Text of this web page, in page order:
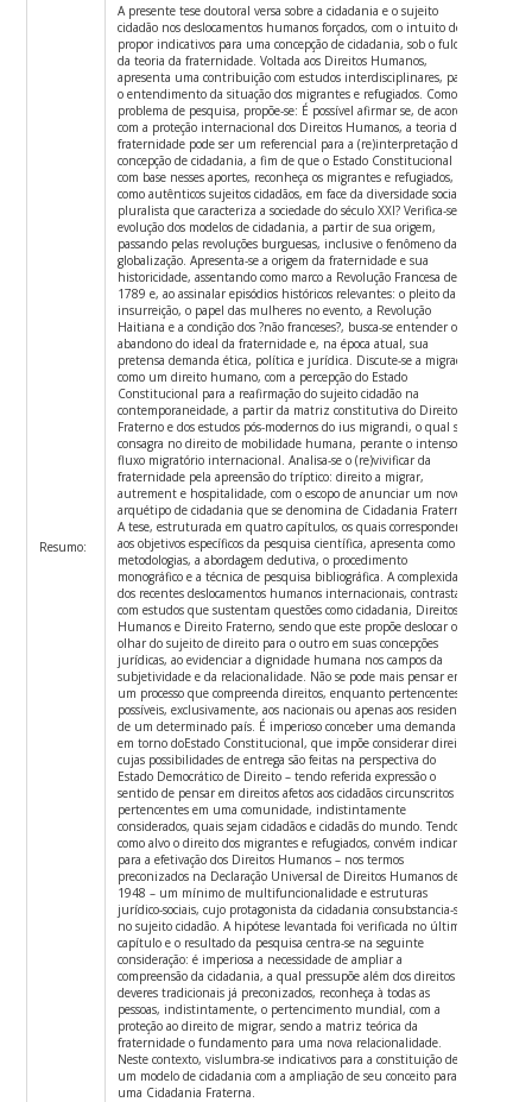
Resumo:
A presente tese doutoral versa sobre a cidadania e o sujeito
cidadão nos deslocamentos humanos forçados, com o intuito de
propor indicativos para uma concepção de cidadania, sob o fulcro
da teoria da fraternidade. Voltada aos Direitos Humanos,
apresenta uma contribuição com estudos interdisciplinares, para
o entendimento da situação dos migrantes e refugiados. Como
problema de pesquisa, propõe-se: É possível afirmar se, de acordo
com a proteção internacional dos Direitos Humanos, a teoria da
fraternidade pode ser um referencial para a (re)interpretação da
concepção de cidadania, a fim de que o Estado Constitucional
com base nesses aportes, reconheça os migrantes e refugiados,
como autênticos sujeitos cidadãos, em face da diversidade social e
pluralista que caracteriza a sociedade do século XXI? Verifica-se a
evolução dos modelos de cidadania, a partir de sua origem,
passando pelas revoluções burguesas, inclusive o fenômeno da
globalização. Apresenta-se a origem da fraternidade e sua
historicidade, assentando como marco a Revolução Francesa de
1789 e, ao assinalar episódios históricos relevantes: o pleito da
insurreição, o papel das mulheres no evento, a Revolução
Haitiana e a condição dos ?não franceses?, busca-se entender o
abandono do ideal da fraternidade e, na época atual, sua
pretensa demanda ética, política e jurídica. Discute-se a migração
como um direito humano, com a percepção do Estado
Constitucional para a reafirmação do sujeito cidadão na
contemporaneidade, a partir da matriz constitutiva do Direito
Fraterno e dos estudos pós-modernos do ius migrandi, o qual se
consagra no direito de mobilidade humana, perante o intenso
fluxo migratório internacional. Analisa-se o (re)vivificar da
fraternidade pela apreensão do tríptico: direito a migrar,
autrement e hospitalidade, com o escopo de anunciar um novo
arquétipo de cidadania que se denomina de Cidadania Fraterna.
A tese, estruturada em quatro capítulos, os quais correspondem
aos objetivos específicos da pesquisa científica, apresenta como
metodologias, a abordagem dedutiva, o procedimento
monográfico e a técnica de pesquisa bibliográfica. A complexidade
dos recentes deslocamentos humanos internacionais, contrastam
com estudos que sustentam questões como cidadania, Direitos
Humanos e Direito Fraterno, sendo que este propõe deslocar o
olhar do sujeito de direito para o outro em suas concepções
jurídicas, ao evidenciar a dignidade humana nos campos da
subjetividade e da relacionalidade. Não se pode mais pensar em
um processo que compreenda direitos, enquanto pertencentes e
possíveis, exclusivamente, aos nacionais ou apenas aos residentes
de um determinado país. É imperioso conceber uma demanda
em torno doEstado Constitucional, que impõe considerar direitos
cujas possibilidades de entrega são feitas na perspectiva do
Estado Democrático de Direito – tendo referida expressão o
sentido de pensar em direitos afetos aos cidadãos circunscritos e
pertencentes em uma comunidade, indistintamente
considerados, quais sejam cidadãos e cidadãs do mundo. Tendo
como alvo o direito dos migrantes e refugiados, convém indicar
para a efetivação dos Direitos Humanos – nos termos
preconizados na Declaração Universal de Direitos Humanos de
1948 – um mínimo de multifuncionalidade e estruturas
jurídico-sociais, cujo protagonista da cidadania consubstancia-se
no sujeito cidadão. A hipótese levantada foi verificada no último
capítulo e o resultado da pesquisa centra-se na seguinte
consideração: é imperiosa a necessidade de ampliar a
compreensão da cidadania, a qual pressupõe além dos direitos e
deveres tradicionais já preconizados, reconheça à todas as
pessoas, indistintamente, o pertencimento mundial, com a
proteção ao direito de migrar, sendo a matriz teórica da
fraternidade o fundamento para uma nova relacionalidade.
Neste contexto, vislumbra-se indicativos para a constituição de
um modelo de cidadania com a ampliação de seu conceito para
uma Cidadania Fraterna.